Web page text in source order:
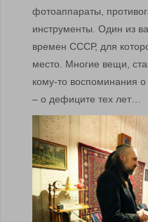
фотоаппараты,
инструменты. Один из
времен СССР, для
место. Многие вещи,
кому-то воспоминания
– о дефиците тех лет…